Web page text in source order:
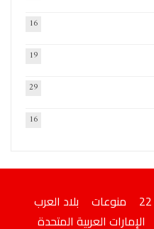
16
19
29
16
منوعات
بلاد العرب
الإمارات العربية المتحدة